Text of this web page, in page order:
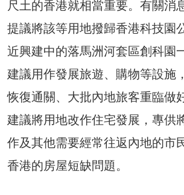
尺土的香港就相當重要。有關消
提議將該等用地撥歸香港科技園
近興建中的落馬洲河套區創科園
建議用作發展旅遊、購物等設施
恢復通關、大批內地旅客重臨做
建議將用地改作住宅發展，專供
作及其他需要經常往返內地的市
香港的房屋短缺問題。